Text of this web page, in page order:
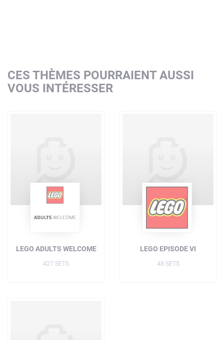
CES THÈMES POURRAIENT AUSSI
VOUS INTÉRESSER
LEGO ADULTS WELCOME
427 SETS
LEGO EPISODE VI
48 SETS